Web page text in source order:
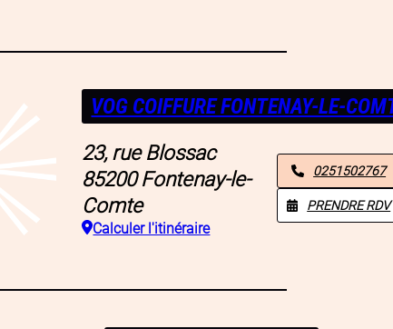
VOG COIFFURE FONTENAY-LE-
23, rue Blossac
85200 Fontenay-le-
Comte
Calculer l'itinéraire
0251502767
PRENDRE RDV